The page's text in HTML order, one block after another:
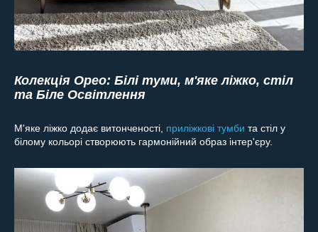
Колекція Орео: Білі туми, м'яке ліжко, стіл
та Біле Освітлення
М'яке ліжко додає витонченості, приліжкові тумби та стіл у
білому кольорі створюють гармонійний образ інтер'єру.